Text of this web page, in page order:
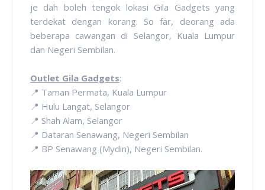
je dah boleh tengok lokasi Gila Gadgets yang
terdekat dengan korang. So far, deorang ada
beberapa cawangan di Selangor, Kuala Lumpur
dan Negeri Sembilan.
Outlet Gila Gadgets:
📍 Taman Permata, Kuala Lumpur
📍 Hulu Langat, Selangor
📍 Shah Alam, Selangor
📍 Dataran Senawang, Negeri Sembilan
📍 BP Senawang (Mydin), Negeri Sembilan.